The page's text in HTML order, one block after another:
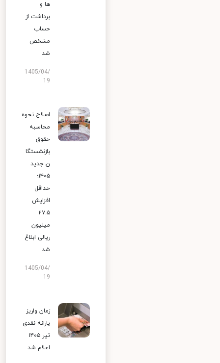
ها و
برداشت از
حساب
مشخص
شد
1405/04/
19
اصلاح نحوه
محاسبه
حقوق
بازنشستگا
ن جدید
۱۴۰۵؛
حداقل
افزایش
۲۷.۵
میلیون
ریالی ابلاغ
شد
1405/04/
19
زمان واریز
یارانه نقدی
تیر ۱۴۰۵
اعلام شد